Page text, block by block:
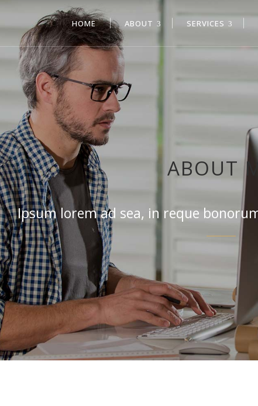
HOME ABOUT SERVICES
ABOUT
Ipsum lorem ad sea, in reque